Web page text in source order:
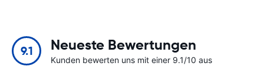
9.1 Neueste Bewertungen
Kunden bewerten uns mit einer 9.1/10 aus